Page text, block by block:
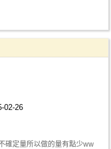
02-26
確定量所以做的量有點少ww